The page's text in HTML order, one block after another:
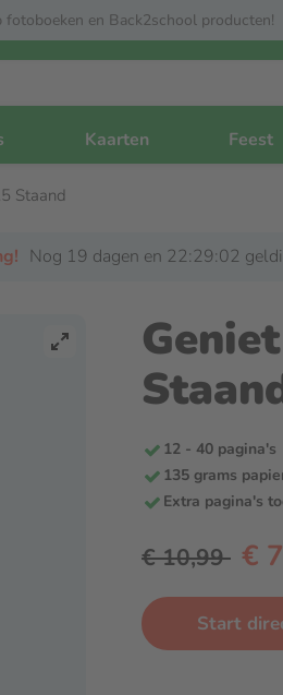
en Back2school producten!
Kaarten Feest
Staand
Nog 19 dagen en 22:29:01
12 - 40 pagina's
135 grams
Extra pagina's
€ 10,99 €
Start